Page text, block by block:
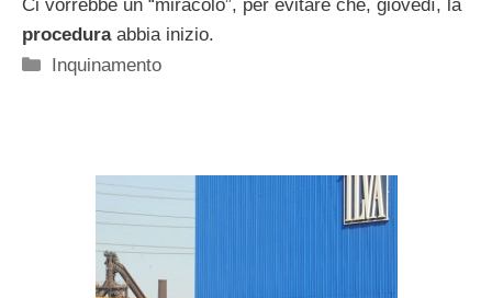
Ci vorrebbe un “miracolo”, per evitare che, giovedì, la
proceduraabbia inizio.
Categorie
Inquinamento